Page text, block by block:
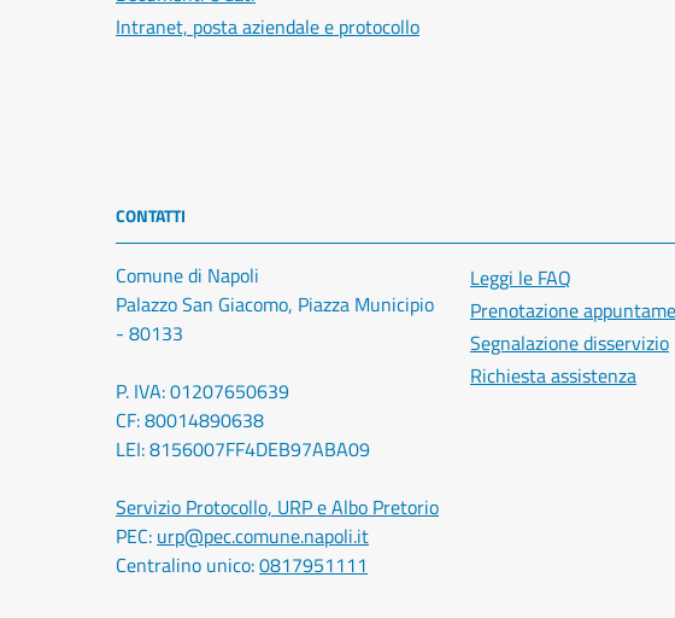
Intranet, posta aziendale e protocollo
CONTATTI
Comune di Napoli
Palazzo San Giacomo, Piazza Municipio
- 80133
P. IVA: 01207650639
CF: 80014890638
LEI: 8156007FF4DEB97ABA09
Servizio Protocollo, URP e Albo Pretorio
PEC: urp@pec.comune.napoli.it
Centralino unico:0817951111
Leggi le FAQ
Prenotazione
Segnalazione disservizio
Richiesta assistenza